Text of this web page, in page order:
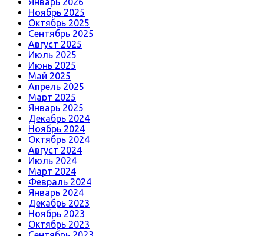
Ноябрь 2025
Октябрь 2025
Сентябрь 2025
Август 2025
Июль 2025
Июнь 2025
Май 2025
Апрель 2025
Март 2025
Январь 2025
Декабрь 2024
Ноябрь 2024
Октябрь 2024
Август 2024
Июль 2024
Март 2024
Февраль 2024
Январь 2024
Декабрь 2023
Ноябрь 2023
Октябрь 2023